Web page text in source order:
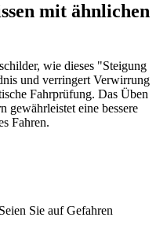
mit ähnlichen
wie dieses "Steigung
und verringert Verwirrung
Fahrprüfung. Das Üben
gewährleistet eine bessere
Fahren.
Sie auf Gefahren